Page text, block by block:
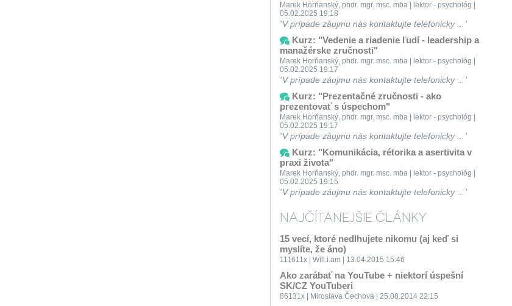
Marek Horňanský, phdr. mgr. msc. mba | lektor - psychológ |
05.02.2025 19:18
V prípade záujmu nás kontaktujte telefonicky ...
Kurz: "Vedenie a riadenie ľudí - leadership a
manažérske zručnosti"
Marek Horňanský, phdr. mgr. msc. mba | lektor - psychológ |
05.02.2025 19:17
V prípade záujmu nás kontaktujte telefonicky ...
Kurz: "Prezentačné zručnosti - ako
prezentovať s úspechom"
Marek Horňanský, phdr. mgr. msc. mba | lektor - psychológ |
05.02.2025 19:17
V prípade záujmu nás kontaktujte telefonicky ...
Kurz: "Komunikácia, rétorika a asertivita v
praxi života"
Marek Horňanský, phdr. mgr. msc. mba | lektor - psychológ |
05.02.2025 19:15
V prípade záujmu nás kontaktujte telefonicky ...
NAJČÍTANEJŠIE ČLÁNKY
15 vecí, ktoré nedlhujete nikomu (aj keď si
myslíte, že áno)
111611x | Will.i.am | 13.04.2015 15:46
Ako zarábať na YouTube + niektorí úspešní
SK/CZ YouTuberi
86131x | Miroslava Čechová | 25.08.2014 22:15